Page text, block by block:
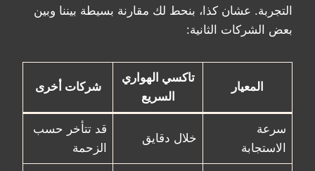
التجربة. عشان كذا، بنحط لك مقارنة بسيطة بيننا وبين
بعض الشركات الثانية:
المعيار
تاكسي الهواري
السريع
شركات أخرى
سرعة
الاستجابة
خلال دقايق
قد تتأخر حسب
الزحمة